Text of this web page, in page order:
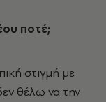
ποτέ;
στιγμή με
θέλω να την